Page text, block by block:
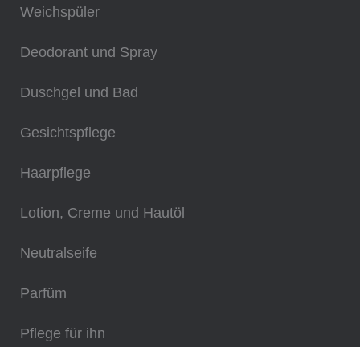
Weichspüler
Deodorant und Spray
Duschgel und Bad
Gesichtspflege
Haarpflege
Lotion, Creme und Hautöl
Neutralseife
Parfüm
Pflege für ihn